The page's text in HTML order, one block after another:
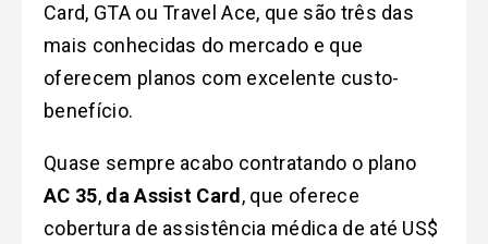
Card, GTA ou Travel Ace, que são três das
mais conhecidas do mercado e que
oferecem planos com excelente custo-
benefício.
Quase sempre acabo contratando o plano
AC 35, da Assist Card , que oferece
cobertura de assistência médica de até US$